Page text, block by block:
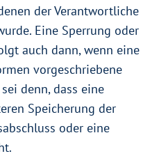
der Verantwortliche
Eine Sperrung oder
auch dann, wenn eine
vorgeschriebene
denn, dass eine
Speicherung der
oder eine